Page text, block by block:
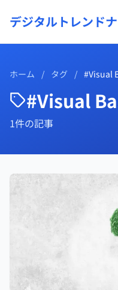
デジタルトレンド
ホーム / タグ / #Visual
#Visual
1件の記事